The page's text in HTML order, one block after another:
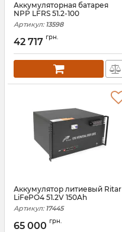
Аккумуляторная батарея
NPP LFRS 51.2-100
Артикул: 13598
42 717 грн.
Аккумулятор литиевый Ritar
LiFePO4 51.2V 150Ah
Артикул: 17445
65 000 грн.